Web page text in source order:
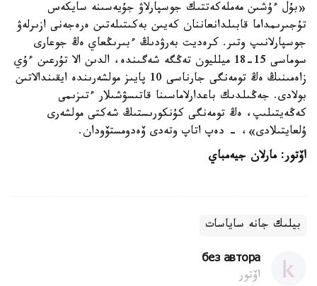
«بۇل ءۇشىن مەملەكەتتىك جوسپارلاۋ جۇيەسىنە سايكەس
تۇجىرىمداما قابىلدانعاننان كەيىن بەكىتىلەتىن ەرەجەنى ازىرلەۋ
جوسپارلانىپ وتىر. كرەديت بەرۋدىڭ ءبىرىڭعاي ەڭ جوعارى
سوماسى 15-18 ميلليون تەڭگە شەگىندە، الدىن الا تۇرعىن ءۇي
زاەمىنىڭ ەڭ تومەنگى جارناسى 10 پايىز مولشەرىندە ايقىندالاتىن
بولادى. جەڭىلدىك باعدارلاماسىنا قاتىسۋشىلار ءتىزىمى
كەڭەيتىلىپ، ەڭ تومەنگى كۇنكورىستىڭ شەكتى مولشەرى
ۇلعايتىلادى»، - دەپ اتاپ وتەدى ۆەدومستۆودان.
اۆتور: مارلان جيەمباي
بيلىك جانە ساياسات
без автора
اۆتور